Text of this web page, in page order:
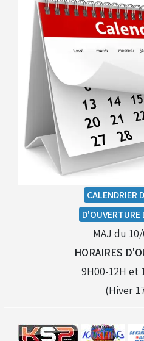
CALENDRIER
D'OUVERTURE
MAJ du
HORAIRES
9H00-12H et
(Hiver